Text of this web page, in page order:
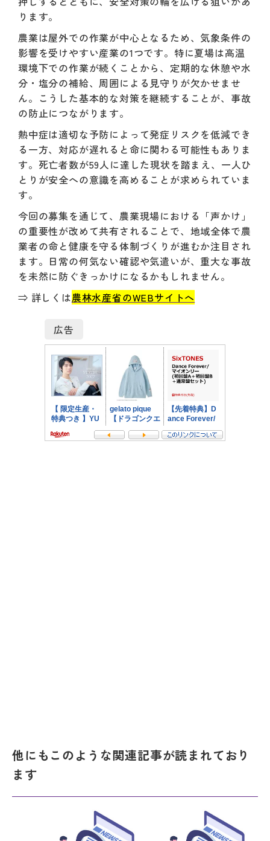
ります。
農業は屋外での作業が中心となるため、気象条件の
影響を受けやすい産業の1つです。特に夏場は高温
環境下での作業が続くことから、定期的な休憩や水
分・塩分の補給、周囲による見守りが欠かせませ
ん。こうした基本的な対策を継続することが、事故
の防止につながります。
熱中症は適切な予防によって発症リスクを低減でき
る一方、対応が遅れると命に関わる可能性もありま
す。死亡者数が59人に達した現状を踏まえ、一人ひ
とりが安全への意識を高めることが求められていま
す。
今回の募集を通じて、農業現場における「声かけ」
の重要性が改めて共有されることで、地域全体で農
業者の命と健康を守る体制づくりが進むか注目され
ます。日常の何気ない確認や気遣いが、重大な事故
を未然に防ぐきっかけになるかもしれません。
⇒ 詳しくは農林水産省のWEBサイトへ
広告
他にもこのような関連記事が読まれており
ます